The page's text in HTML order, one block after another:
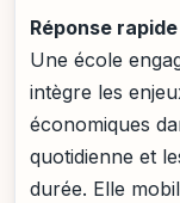
Réponse rapide
Une école
intègre les
économiques
quotidienne et
durée. Elle